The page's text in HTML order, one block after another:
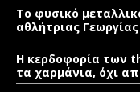
Το φυσικό
αθλήτριας
Η κερδοφορία των
τα χαρμάνια, όχι